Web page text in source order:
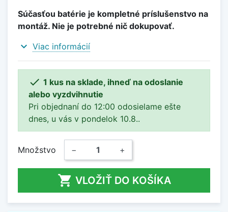
Súčasťou batérie je kompletné príslušenstvo na
montáž. Nie je potrebné nič dokupovať.
expand_more Viac informácií
 1 kus na sklade, ihneď na odoslanie
alebo vyzdvihnutie
Pri objednaní do 12:00 odosielame ešte
dnes, u vás v pondelok 10.8..
Množstvo − +
 VLOŽIŤ DO KOŠÍKA